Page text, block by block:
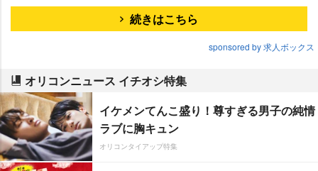
続きはこちら
sponsored by 求人ボックス
オリコンニュース イチオシ特集
イケメンてんこ盛り！尊すぎる男子の純情
ラブに胸キュン
オリコンタイアップ特集